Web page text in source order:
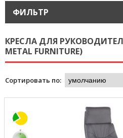
ФИЛЬТР
КРЕСЛА ДЛЯ
METAL FURNITURE)
Сортировать по: